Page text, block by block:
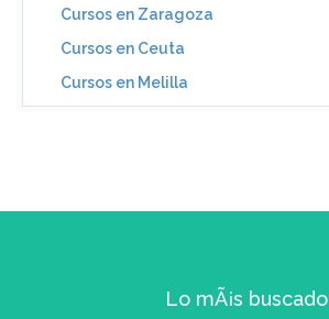
Cursos en Zaragoza
Cursos en Ceuta
Cursos en Melilla
Lo mÃ¡s buscado